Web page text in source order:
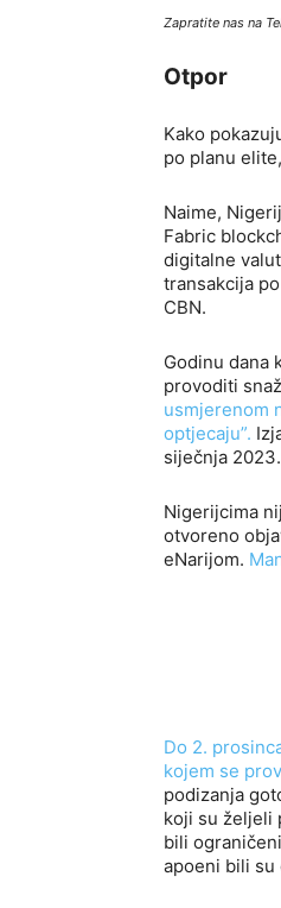
Zapratite nas na
Otpor
Kako
po planu
Naime,
Fabric
digitalne
transakcija
CBN.
Godinu dana
provoditi
usmjerenom
optjecaju”.
siječnja
Nigerijcima
otvoreno
eNarijom.
Do 2.
kojem se
podizanja
koji su željeli
bili
apoeni bili su